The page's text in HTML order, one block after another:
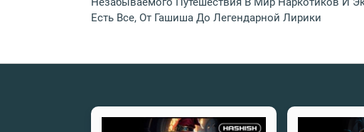
Есть Все, От Гашиша До Легендарной Лирики